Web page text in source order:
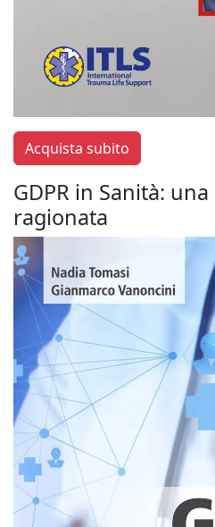
Acquista subito
GDPR in Sanità:
ragionata